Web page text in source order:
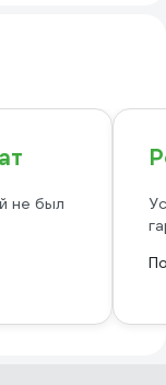
не был